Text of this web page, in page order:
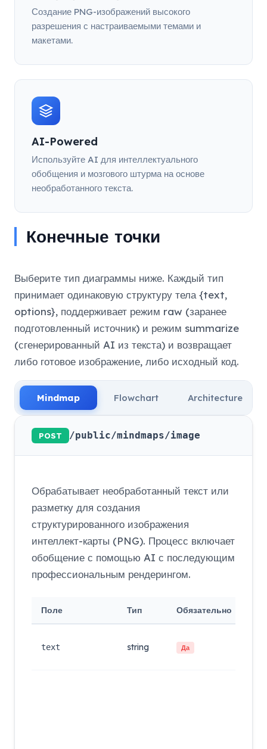
Создание PNG-изображений высокого
разрешения с настраиваемыми темами и
макетами.
AI-Powered
Используйте AI для интеллектуального
обобщения и мозгового штурма на основе
необработанного текста.
Конечные точки
Выберите тип диаграммы ниже. Каждый тип
принимает одинаковую структуру тела {text,
options}, поддерживает режим raw (заранее
подготовленный источник) и режим summarize
(сгенерированный AI из текста) и возвращает
либо готовое изображение, либо исходный код.
Mindmap Flowchart Architecture
POST /public/mindmaps/image
Обрабатывает необработанный текст или
разметку для создания
структурированного изображения
интеллект-карты (PNG). Процесс включает
обобщение с помощью AI с последующим
профессиональным рендерингом.
Поле Тип Обязательно
text string Да